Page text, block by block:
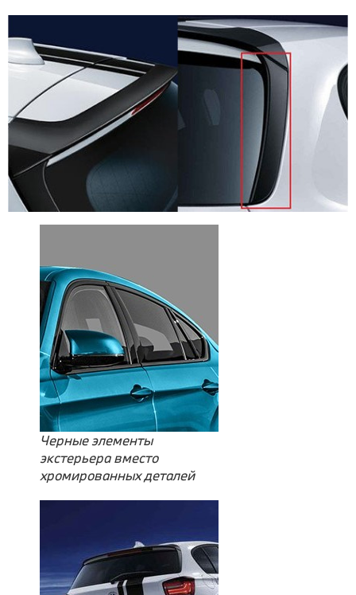
Черные элементы
экстерьера вместо
хромированных деталей